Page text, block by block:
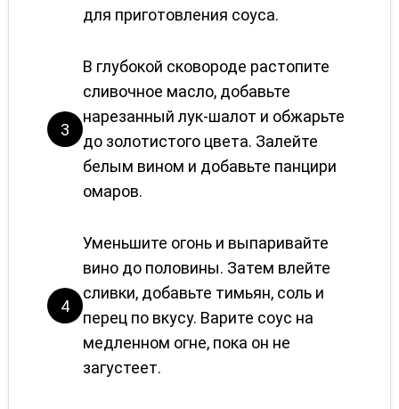
для приготовления соуса.
3
В глубокой сковороде растопите
сливочное масло, добавьте
нарезанный лук-шалот и обжарьте
до золотистого цвета. Залейте
белым вином и добавьте панцири
омаров.
4
Уменьшите огонь и выпаривайте
вино до половины. Затем влейте
сливки, добавьте тимьян, соль и
перец по вкусу. Варите соус на
медленном огне, пока он не
загустеет.